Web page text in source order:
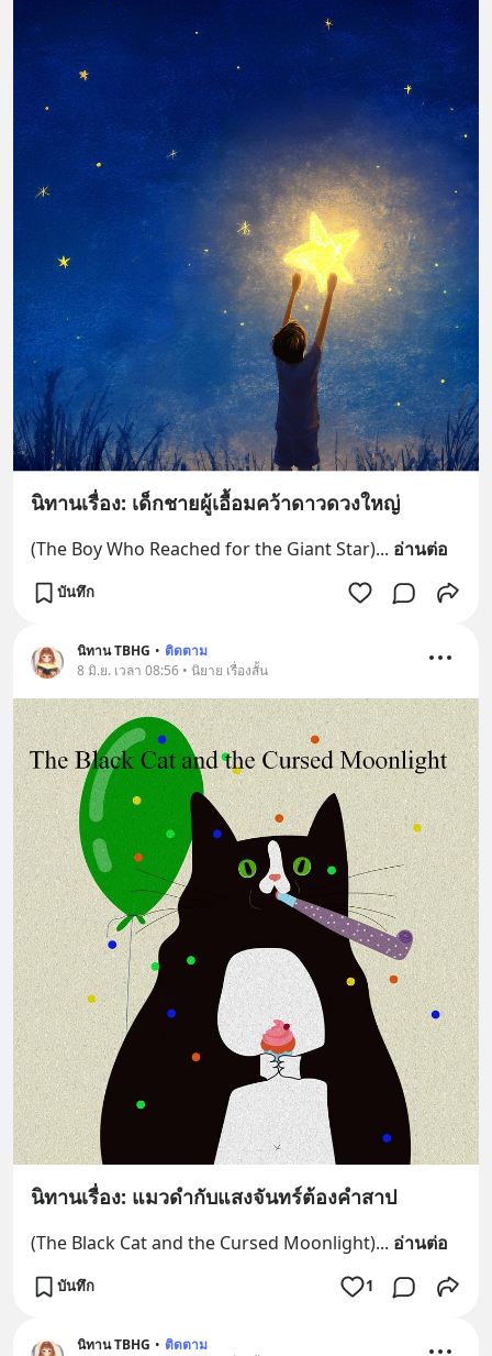
นิทานเรื่อง: เด็กชายผู้เอื้อมคว้าดาวดวงใหญ่
(The Boy Who Reached for the Giant Star)... อ่านต่อ
บันทึก
นิทาน TBHG • ติดตาม
8 มิ.ย. เวลา 08:56 • นิยาย เรื่องสั้น
นิทานเรื่อง: แมวดำกับแสงจันทร์ต้องคำสาป
(The Black Cat and the Cursed Moonlight)... อ่านต่อ
บันทึก 1
นิทาน TBHG • ติดตาม